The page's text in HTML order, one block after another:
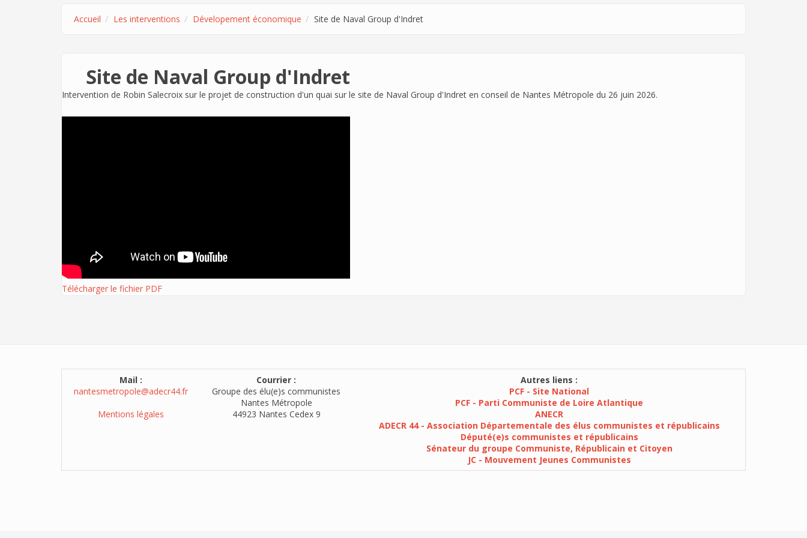
Accueil Les interventions Dévelopement économique Site de Naval Group d'Indret
Site de Naval Group d'Indret
Intervention de Robin Salecroix sur le projet de construction d'un quai sur le site de Naval Group d'Indret en conseil de Nantes Métropole du 26 juin 2026.
Télécharger le fichier PDF
Mail :
nantesmetropole@adecr44.fr
Mentions légales
Courrier :
Groupe des élu(e)s communistes
Nantes Métropole
44923 Nantes Cedex 9
Autres liens :
PCF - Site National
PCF - Parti Communiste de Loire Atlantique
ANECR
ADECR 44 - Association Départementale des élus communistes et républicains
Député(e)s communistes et républicains
Sénateur du groupe Communiste, Républicain et Citoyen
JC - Mouvement Jeunes Communistes